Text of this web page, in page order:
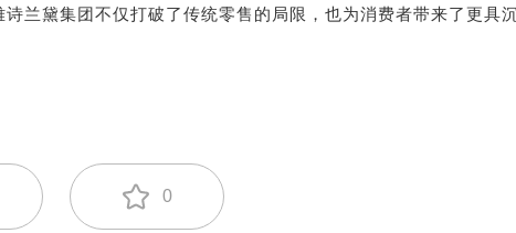
兰黛集团不仅打破了传统零售的局限，也为消费者带来了更具
0